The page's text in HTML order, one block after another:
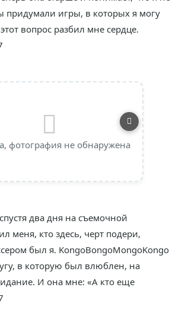
игры, в которых я могу
вопрос разбил мне сердце.
фотография не обнаружена
два дня на съемочной
меня, кто здесь, черт подери,
был я. KongoBongoMongoKongo
в которую был влюблен, на
И она мне: «А кто еще